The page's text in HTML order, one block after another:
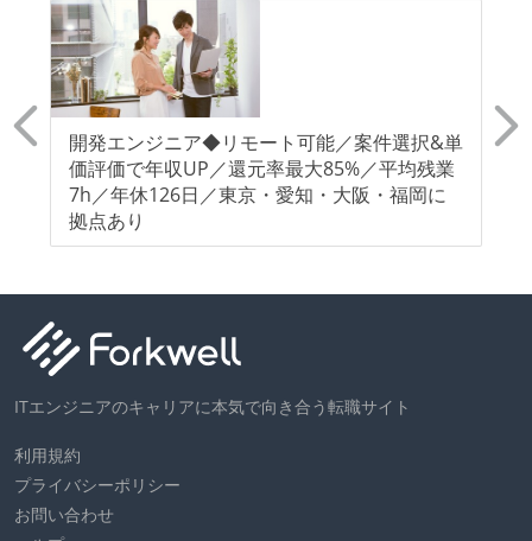
開発エンジニア◆リモート可能／案件選択&単
価評価で年収UP／還元率最大85%／平均残業
7h／年休126日／東京・愛知・大阪・福岡に
拠点あり
ITエンジニアのキャリアに本気で向き合う転職サイト
利用規約
プライバシーポリシー
お問い合わせ